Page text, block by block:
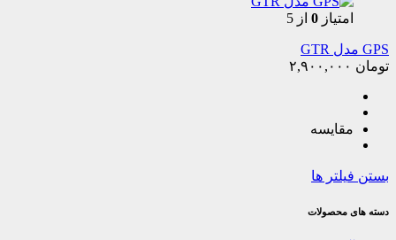
امتیاز 0 از 5
GPS مدل GTR
تومان
مقایسه
بستن فیلتر ها
دسته های محصولات